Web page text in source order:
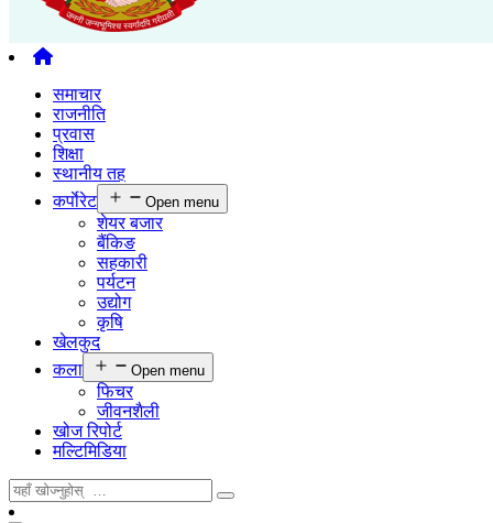
समाचार
राजनीति
प्रवास
शिक्षा
स्थानीय तह
कर्पाेरेट
Open menu
शेयर बजार
बैंकिङ
सहकारी
पर्यटन
उद्योग
कृषि
खेलकुद
कला
Open menu
फिचर
जीवनशैली
खोज रिपोर्ट
मल्टिमिडिया